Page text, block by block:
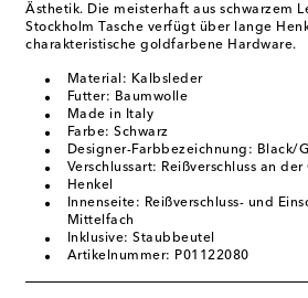
Ästhetik. Die meisterhaft aus schwarzem
Stockholm Tasche verfügt über lange
charakteristische goldfarbene Hardware.
Material: Kalbsleder
Futter: Baumwolle
Made in Italy
Farbe: Schwarz
Designer-Farbbezeichnung: Black/
Verschlussart: Reißverschluss an
Henkel
Innenseite: Reißverschluss- und
Mittelfach
Inklusive: Staubbeutel
Artikelnummer: P01122080